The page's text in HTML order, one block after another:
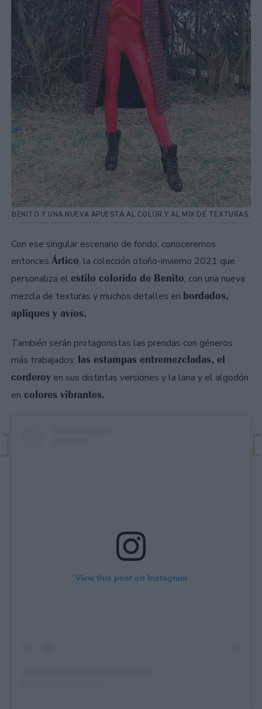
BENITO Y UNA NUEVA APUESTA AL COLOR Y AL MIX DE TEXTURAS.
Con ese singular escenario de fondo, conoceremos
entonces Ártico, la colección otoño-invierno 2021 que
personaliza el estilo colorido de Benito, con una nueva
mezcla de texturas y muchos detalles en bordados,
apliques y avíos.
También serán protagonistas las prendas con géneros
más trabajados; las estampas entremezcladas, el
corderoy en sus distintas versiones y la lana y el algodón
en colores vibrantes.
View this post on Instagram